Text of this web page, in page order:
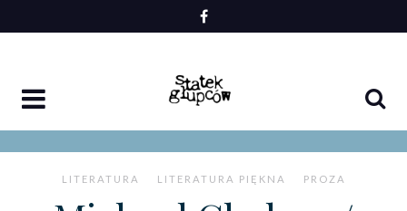
to
LITERATURA LITERATURA PIĘKNA PROZA